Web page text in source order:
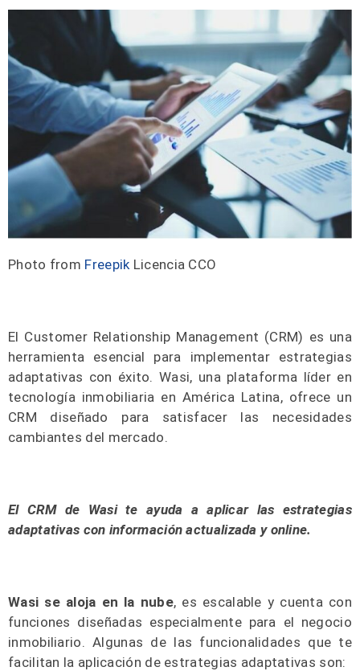
Photo from Freepik Licencia CCO
El Customer Relationship Management (CRM) es una
herramienta esencial para implementar estrategias
adaptativas con éxito. Wasi, una plataforma líder en
tecnología inmobiliaria en América Latina, ofrece un
CRM diseñado para satisfacer las necesidades
cambiantes del mercado.
El CRM de Wasi te ayuda a aplicar las estrategias
adaptativas con información actualizada y online.
Wasi se aloja en la nube, es escalable y cuenta con
funciones diseñadas especialmente para el negocio
inmobiliario. Algunas de las funcionalidades que te
facilitan la aplicación de estrategias adaptativas son: